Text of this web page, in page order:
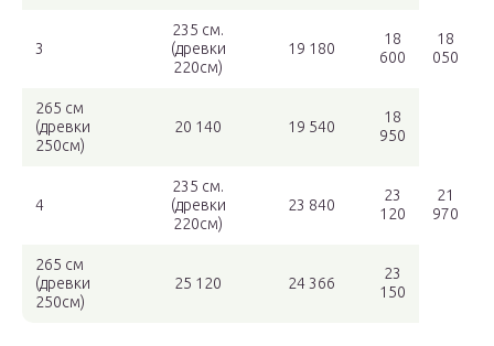
3
235 см.
(древки
220см)
19 180
18
600
18
050
265 см
(древки
250см)
20 140 19 540
18
950
4
235 см.
(древки
220см)
23 840
23
120
21
970
265 см
(древки
250см)
25 120 24 366
23
150